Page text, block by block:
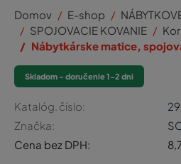
Domov E-shop
SPOJOVACIE KOVANIE
Nábytkárske matice,
Skladom - doručenie 1-2 dni
Katalóg. číslo:
Značka:
Cena bez DPH: